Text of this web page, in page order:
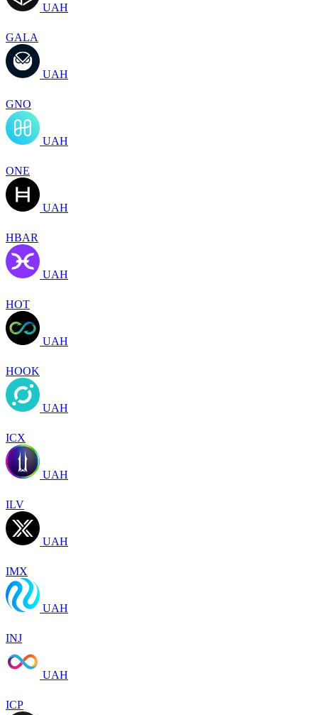
UAH
GALA
UAH
GNO
UAH
ONE
UAH
HBAR
UAH
HOT
UAH
HOOK
UAH
ICX
UAH
ILV
UAH
IMX
UAH
INJ
UAH
ICP